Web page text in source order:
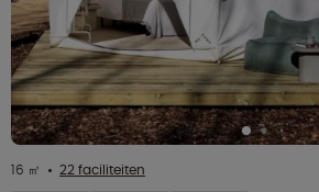
16 ㎡ 22 faciliteiten